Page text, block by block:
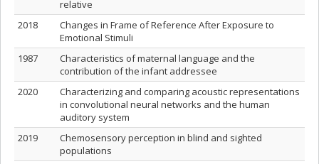
relative
2018
Changes in Frame of Reference After Exposure to
Emotional Stimuli
1987
Characteristics of maternal language and the
contribution of the infant addressee
2020
Characterizing and comparing acoustic representations
in convolutional neural networks and the human
auditory system
2019
Chemosensory perception in blind and sighted
populations